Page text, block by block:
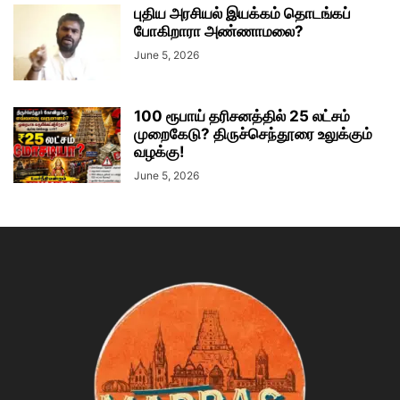
புதிய அரசியல் இயக்கம் தொடங்கப்
போகிறாரா அண்ணாமலை?
June 5, 2026
100 ரூபாய் தரிசனத்தில் 25 லட்சம்
முறைகேடு? திருச்செந்தூரை உலுக்கும்
வழக்கு!
June 5, 2026